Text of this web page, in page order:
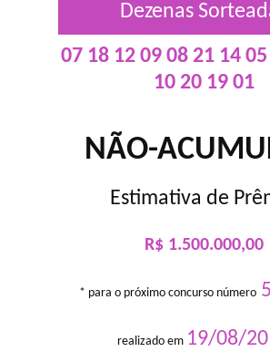
Dezenas
07 18 12 09 08 21 14
10 20 19 01
NÃO-
Estimativa de
R$ 1.500.000,00
* para o próximo concurso número
realizado em 19/08/